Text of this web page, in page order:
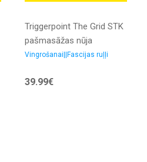
Triggerpoint The Grid STK
pašmasāžas nūja
Vingrošanai||Fascijas ruļļi
39.99€